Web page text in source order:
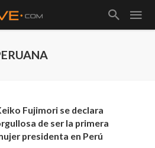
Fujimori se declara
de ser la primera
presidenta en Perú